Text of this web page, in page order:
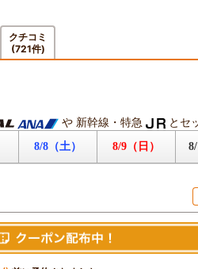
クチコミ
(721件)
や 新幹線・特急 とセ
8/8（土） 8/9（日）